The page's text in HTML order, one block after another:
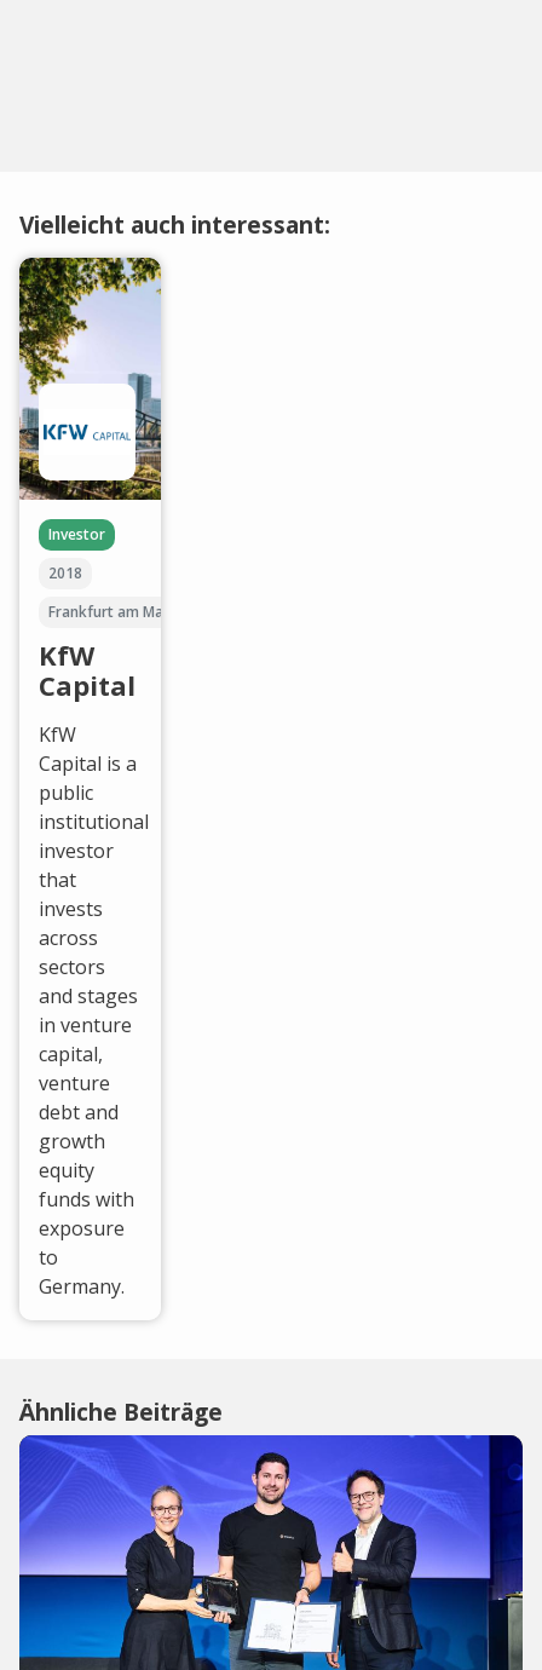
Vielleicht auch interessant:
Investor
2018
Frankfurt am Main
KfW
Capital
KfW
Capital is a
public
institutional
investor
that
invests
across
sectors
and stages
in venture
capital,
venture
debt and
growth
equity
funds with
exposure
to
Germany.
Ähnliche Beiträge